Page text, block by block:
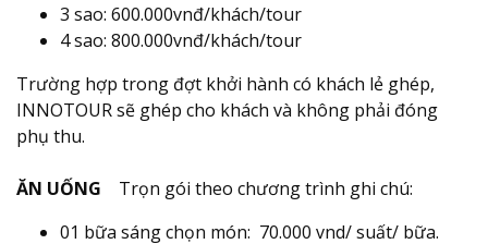
3 sao: 600.000vnđ/khách/tour
4 sao: 800.000vnđ/khách/tour
Trường hợp trong đợt khởi hành có khách lẻ ghép,
INNOTOUR sẽ ghép cho khách và không phải đóng
phụ thu.
ĂN UỐNG Trọn gói theo chương trình ghi chú:
01 bữa sáng chọn món: 70.000 vnd/ suất/ bữa.